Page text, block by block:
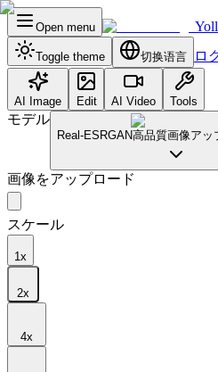
Open menu
Toggle theme 切换语言 ロ
AI Image Edit AI Video Tools
モデル
Real-ESRGAN高品質画像アッ
画像をアップロード
スケール
1x
2x
4x